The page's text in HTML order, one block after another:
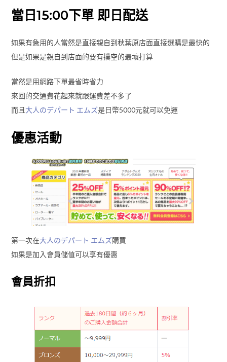
當日15:00下單 即日配送
如果有急用的人當然是直接親自到秋葉原店面直接選購是最快的
但是如果是親自到店面的要有撲空的最壞打算
當然是用網路下單最省時省力
來回的交通費花起來就跟運費差不多了
而且大人のデパート エムズ是日幣5000元就可以免運
優惠活動
第一次在大人のデパート エムズ購買
如果是加入會員儲值可以享有優惠
會員折扣